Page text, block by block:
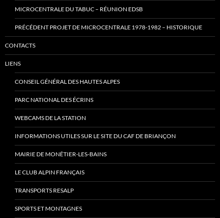
MICROCENTRALE DU TABUC – RÉUNION EDSB
PRÉCÉDENT PROJET DE MICROCENTRALE 1978-1982 – HISTORIQUE
CONTACTS
LIENS
CONSEIL GÉNÉRAL DES HAUTES ALPES
PARC NATIONAL DES ÉCRINS
WEBCAMS DE LA STATION
INFORMATIONS UTILES SUR LE SITE DU CAF DE BRIANÇON
MAIRIE DE MONÊTIER-LES-BAINS
LE CLUB ALPIN FRANÇAIS
TRANSPORTS RESALP
SPORTS ET MONTAGNES